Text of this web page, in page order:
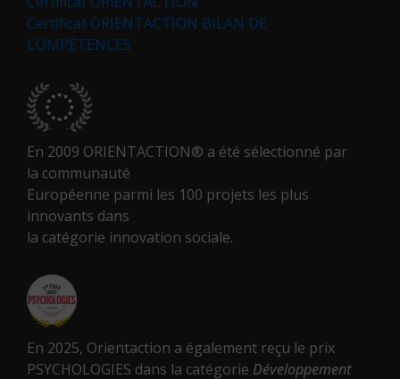
Certificat ORIENTACTION BILAN DE
COMPÉTENCES
En 2009 ORIENTACTION® a été sélectionné par
la communauté
Européenne parmi les 100 projets les plus
innovants dans
la catégorie innovation sociale.
En 2025, Orientaction a également reçu le prix
PSYCHOLOGIES dans la catégorie Développement